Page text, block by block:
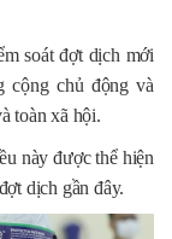
soát đợt dịch mới
cộng chủ động và
toàn xã hội.
này được thể hiện
dịch gần đây.